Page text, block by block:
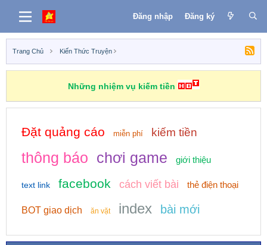
Đăng nhập Đăng ký
Trang Chủ Kiến Thức Truyện
Những nhiệm vụ kiếm tiền
Đặt quảng cáo miễn phí kiếm tiền
thông báo chơi game giới thiệu
text link facebook cách viết bài thẻ điện thoại
BOT giao dịch ăn vặt index bài mới